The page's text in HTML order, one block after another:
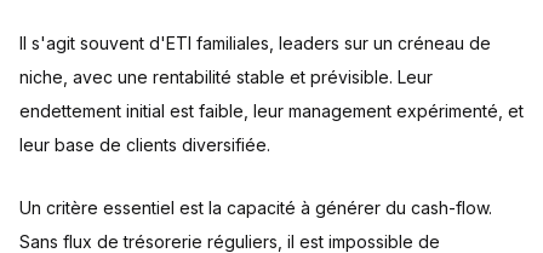
Il s'agit souvent d'ETI familiales, leaders sur un créneau de
niche, avec une rentabilité stable et prévisible. Leur
endettement initial est faible, leur management expérimenté, et
leur base de clients diversifiée.
Un critère essentiel est la capacité à générer du cash-flow.
Sans flux de trésorerie réguliers, il est impossible de